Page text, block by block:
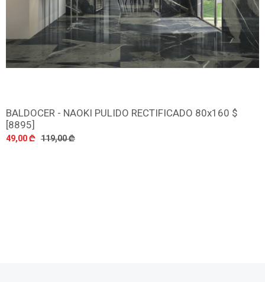
დამატება
BALDOCER - NAOKI PULIDO RECTIFICADO 80x160 $
[8895]
49,00 ₾ 119,00 ₾